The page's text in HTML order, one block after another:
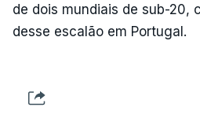
de dois mundiais de sub-20,
desse escalão em Portugal.